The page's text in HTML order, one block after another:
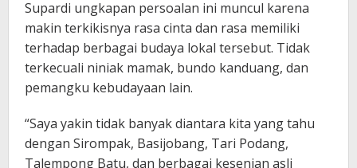
Supardi ungkapan persoalan ini muncul karena
makin terkikisnya rasa cinta dan rasa memiliki
terhadap berbagai budaya lokal tersebut. Tidak
terkecuali niniak mamak, bundo kanduang, dan
pemangku kebudayaan lain.
“Saya yakin tidak banyak diantara kita yang tahu
dengan Sirompak, Basijobang, Tari Podang,
Talempong Batu, dan berbagai kesenian asli